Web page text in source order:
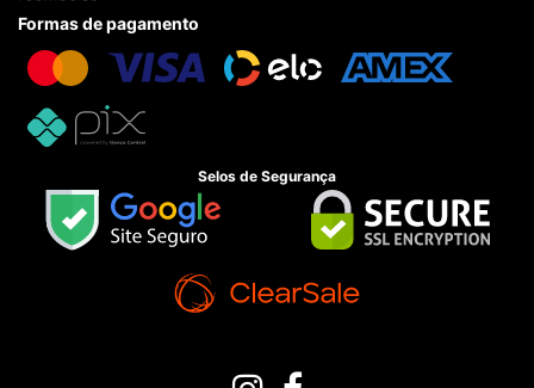
Formas de pagamento
Selos de Segurança